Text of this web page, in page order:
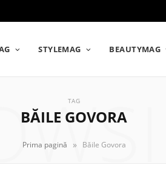
STYLEMAG BEAUTYMAG
TAG
BĂILE GOVORA
Prima pagină » Băile Govora